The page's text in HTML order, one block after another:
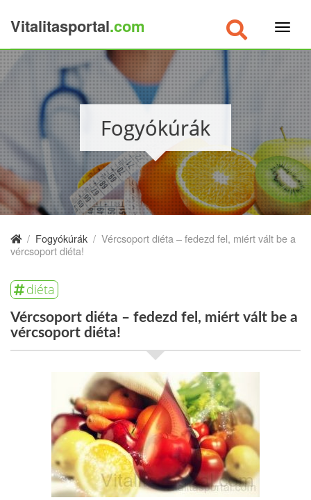
Vitalitasportal.com
Fogyókúrák
/ Fogyókúrák / Vércsoport diéta – fedezd fel, miért vált be a
vércsoport diéta!
diéta
Vércsoport diéta – fedezd fel, miért vált be a
vércsoport diéta!
×